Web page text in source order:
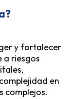
y fortalecer
riesgos
en
complejos.